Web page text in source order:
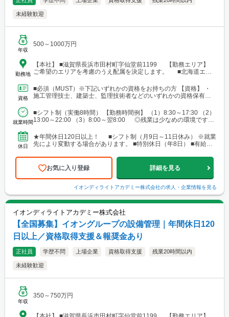
未経験歓迎
年収
500～1000万円
勤務地
【本社】 ■滋賀県長浜市田村町字仙堂前1199 【勤務エリア】
ご希望のエリアを考慮のうえ配属を決定します。 ■北海道エリ
ア └勤務地例：宮城県仙台市宮城野区榴岡3-4-1 ■北陸信越エリ
ア └勤務地例：新潟県新潟市中央区笹口1-2 ■関東エリア └勤務
地例：東京都千代田区神田錦町1-1-1 ■東海エリア └勤務地例：
地例：大阪府大阪市中央区南船場2-3-2 ■中国・四国エリア └勤
務地例：広島県広島市南区段原南1-3-52 ■九州エリア └勤務地
業務を担当いただく際、現場によっては、自宅または現場付近の
ホテルから直行直帰をお願いする場合があります。
資格
■必須（MUST）※下記いずれかの資格をお持ちの方 【資格】 ・
施工管理技士、建築士、監理技術者などのいずれかの資格保有者
就業時間
■シフト制（実働8時間） 【勤務時間例】 （1）8:30～17:30 （2）
13:00～22:00 （3）8:00～翌8:00 ◎残業は少なめの環境です。
休日
★年間休日120日以上！ ■シフト制（月9日～11日休み） ※就業
先により変動する場合があります。 ■特別休日（年8日） ■有給休
お気に入り登録 詳細を見る
イオンディライトアカデミー株式会社の求人・企業情報を見る
イオンディライトアカデミー株式会社
【全国募集】イオングループの設備管理｜年間休日120
日以上／資格取得支援＆報奨金あり
正社員 学歴不問 上場企業 資格取得支援 残業20時間以内
未経験歓迎
年収
350～750万円